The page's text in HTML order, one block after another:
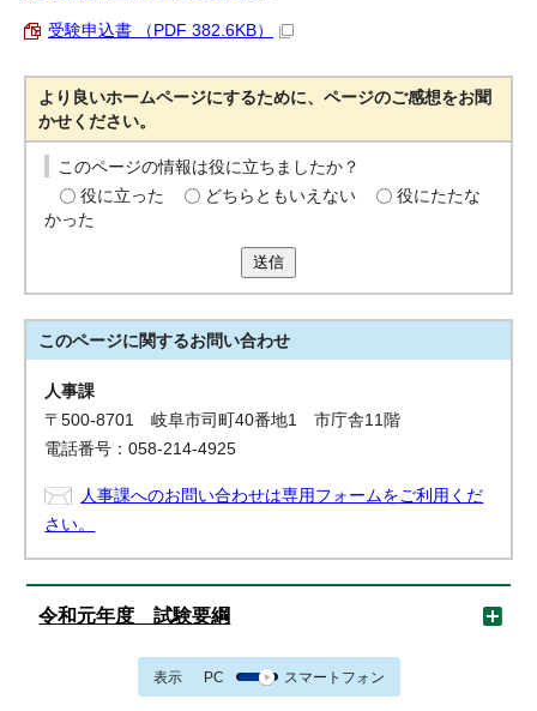
受験申込書 （PDF 382.6KB）
より良いホームページにするために、ページのご感想をお聞
かせください。
このページの情報は役に立ちましたか？
役に立った
どちらともいえない
役にたたな
かった
送信
このページに関するお問い合わせ
人事課
〒500-8701 岐阜市司町40番地1 市庁舎11階
電話番号：058-214-4925
人事課へのお問い合わせは専用フォームをご利用くだ
さい。
令和元年度 試験要綱
表示 PC スマートフォン